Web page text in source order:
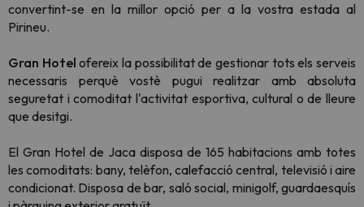
convertint-se en la millor opció per a la vostra estada al
Pirineu.
Gran Hotel ofereix la possibilitat de gestionar tots els serveis
necessaris perquè vostè pugui realitzar amb absoluta
seguretat i comoditat l'activitat esportiva, cultural o de lleure
que desitgi.
El Gran Hotel de Jaca disposa de 165 habitacions amb totes
les comoditats: bany, telèfon, calefacció central, televisió i aire
condicionat. Disposa de bar, saló social, minigolf, guardaesquís